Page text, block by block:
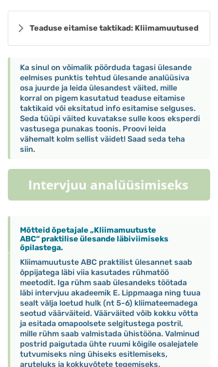
Teaduse eitamise taktikad: Kliimamuutused
Ka sinul on võimalik pöörduda tagasi ülesande
eelmises punktis tehtud ülesande analüüsiva
osa juurde ja leida ülesandest väited, mille
korral on pigem kasutatud teaduse eitamise
taktikaid või eksitatud info esitamise selguses.
Seda tüüpi väited kuvatakse sulle koos eksperdi
vastusega punakas toonis. Proovi leida
vähemalt kolm sellist väidet! Saad seda teha
siin.
Mõtteid õpetajale „Kliimamuutuste
ABC“ praktilise ülesande läbiviimiseks
õpilastega.
Kliimamuutuste ABC praktilist ülesannet saab
õppijatega läbi viia kasutades rühmatöö
meetodit. Iga rühm saab ülesandeks töötada
läbi intervjuu akadeemik E. Lippmaaga ning tuua
sealt välja loetud hulk (nt 5-6) kliimateemadega
seotud väärväiteid. Väärväited võib kokku võtta
ja esitada omapoolsete selgitustega postril,
mille rühm saab valmistada ühistööna. Valminud
postrid paigutada ühte ruumi kõigile osalejatele
tutvumiseks ning ühiseks esitlemiseks,
aruteluks ja kokkuvõtete tegemiseks.